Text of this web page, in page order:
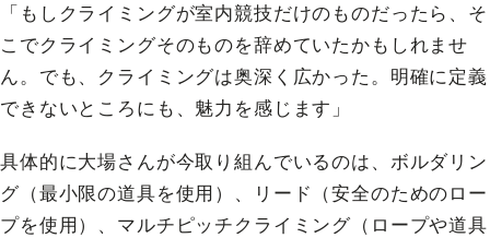
「もしクライミングが室内競技だけのものだったら、そ
こでクライミングそのものを辞めていたかもしれませ
ん。でも、クライミングは奥深く広かった。明確に定義
できないところにも、魅力を感じます」
具体的に大場さんが今取り組んでいるのは、ボルダリン
グ（最小限の道具を使用）、リード（安全のためのロー
プを使用）、マルチピッチクライミング（ロープや道具